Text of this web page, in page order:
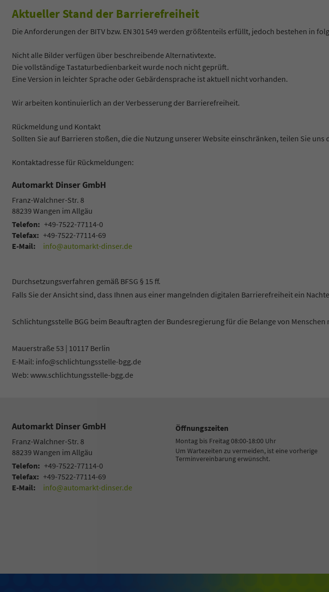
Aktueller Stand der Barrierefreiheit
Die Anforderungen der BITV bzw. EN 301 549 werden größtenteils erfüllt, jedoch bestehen in
Nicht alle Bilder verfügen über beschreibende Alternativtexte.
Die vollständige Tastaturbedienbarkeit wurde noch nicht geprüft.
Eine Version in leichter Sprache oder Gebärdensprache ist aktuell nicht vorhanden.
Wir arbeiten kontinuierlich an der Verbesserung der Barrierefreiheit.
Rückmeldung und Kontakt
Sollten Sie auf Barrieren stoßen, die die Nutzung unserer Website einschränken, teilen Sie
Kontaktadresse für Rückmeldungen:
Automarkt Dinser GmbH
Franz-Walchner-Str. 8
88239 Wangen im Allgäu
Telefon: +49-7522-77114-0
Telefax: +49-7522-77114-69
E-Mail:
info@automarkt-dinser.de
Durchsetzungsverfahren gemäß BFSG § 15 ff.
Falls Sie der Ansicht sind, dass Ihnen aus einer mangelnden digitalen Barrierefreiheit ein
Schlichtungsstelle BGG beim Beauftragten der Bundesregierung für die Belange von
Mauerstraße 53 | 10117 Berlin
E-Mail: info@schlichtungsstelle-bgg.de
Web: www.schlichtungsstelle-bgg.de
Automarkt Dinser GmbH
Franz-Walchner-Str. 8
88239 Wangen im Allgäu
Telefon: +49-7522-77114-0
Telefax: +49-7522-77114-69
E-Mail:
info@automarkt-dinser.de
Öffnungszeiten
Montag bis Freitag 08:00-18:00 Uhr
Um Wartezeiten zu vermeiden, ist eine vorherige
Terminvereinbarung erwünscht.